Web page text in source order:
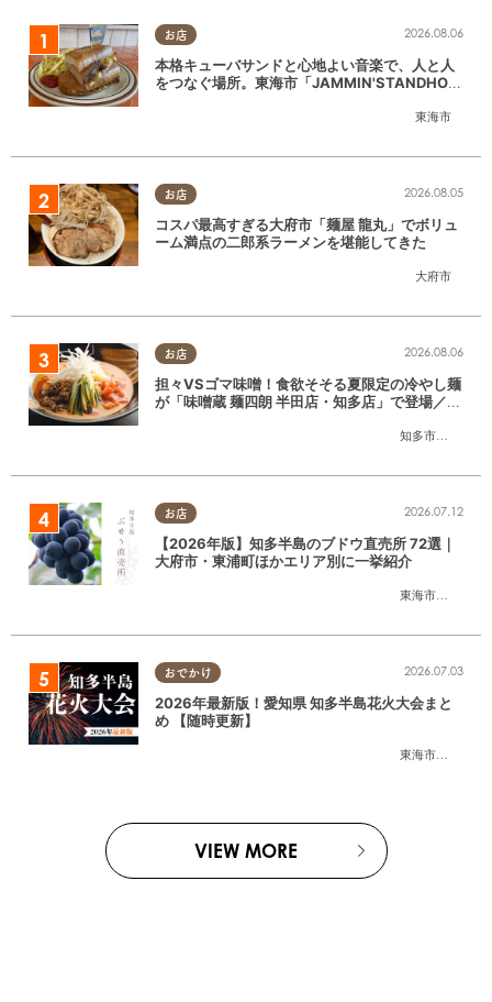
お店
東海市
2026.08.06
本格キューバサンドと心地よい音楽で、人と人
をつなぐ場所。東海市「JAMMIN'STANDHOU
お店
大府市
2026.08.05
コスパ最高すぎる大府市「麺屋 龍丸」でボリュ
ーム満点の二郎系ラーメンを堪能してきた
お店
知多市
,半田市
2026.08.06
担々VSゴマ味噌！食欲そそる夏限定の冷やし麺
が「味噌蔵 麺四朗 半田店・知多店」で登場／ち
お店
東海市
,大府市
2026.07.12
【2026年版】知多半島のブドウ直売所 72選｜
大府市・東浦町ほかエリア別に一挙紹介
おでかけ
東海市
,大府市
2026.07.03
2026年最新版！愛知県 知多半島花火大会まと
め 【随時更新】
VIEW MORE